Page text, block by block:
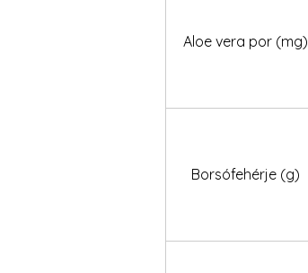
Aloe vera por (mg)
Borsófehérje (g)